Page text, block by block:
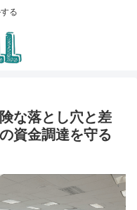
る
な落とし穴と差
資金調達を守る